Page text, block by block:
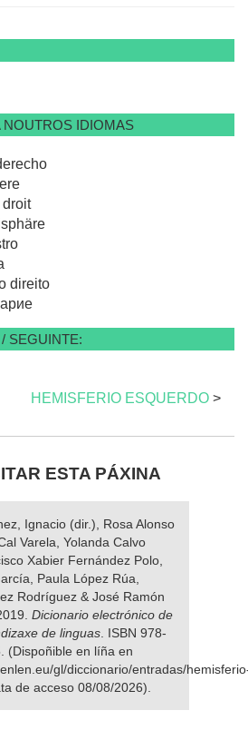
IDIOMAS
droit
direito
SEGUINTE:
HEMISFERIO ESQUERDO >
ESTA PÁXINA
Ignacio (dir.), Rosa Alonso
Varela, Yolanda Calvo
Xabier Fernández Polo,
Paula López Rúa,
Rodríguez & José Ramón
Dicionario electrónico de
de linguas . ISBN 978-
(Dispoñible en líña en
gl/diccionario/entradas/
de acceso 08/08/2026).